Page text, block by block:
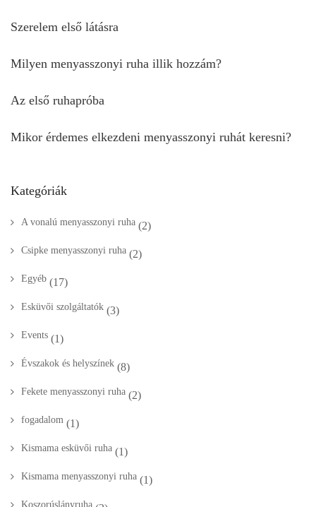
Szerelem első látásra
Milyen menyasszonyi ruha illik hozzám?
Az első ruhapróba
Mikor érdemes elkezdeni menyasszonyi ruhát keresni?
Kategóriák
A vonalú menyasszonyi ruha (2)
Csipke menyasszonyi ruha (2)
Egyéb (17)
Esküvői szolgáltatók (3)
Events (1)
Évszakok és helyszínek (8)
Fekete menyasszonyi ruha (2)
fogadalom (1)
Kismama esküvői ruha (1)
Kismama menyasszonyi ruha (1)
Koszorúslányruha